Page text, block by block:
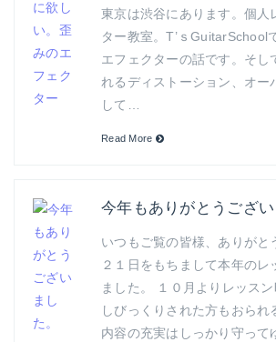
東京は渋谷にあります。個人
ター教室。T’ｓ
エフェクターの話です。そし
れるディストーション、オー
して…
Read More
今年もありがとうござい
いつもご覧の皆様、ありがと
２１日をもちまして本年のレ
ました。 １０月よりレッスン
しびっくりされた方もおられ
内容の充実はしっかり守って